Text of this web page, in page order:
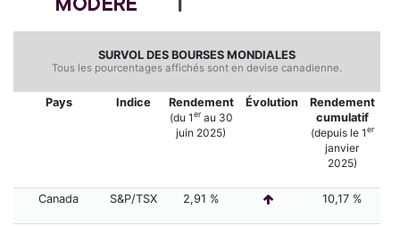
SURVOL DES BOURSES MONDIALES
Tous les pourcentages affichés sont en devise canadienne.
Pays Indice
Rendement
(du 1erau 30
juin 2025)
Évolution
Rendement
cumulatif
(depuis le 1er
janvier
2025)
Canada S&P/TSX 2,91 % 10,17 %